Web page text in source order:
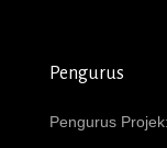
Pengurus
Pengurus